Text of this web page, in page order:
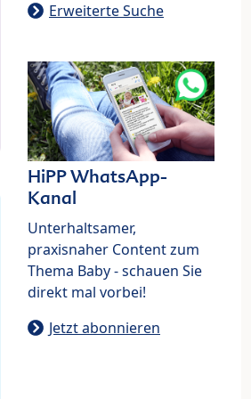
Erweiterte Suche
HiPP WhatsApp-
Kanal
Unterhaltsamer,
praxisnaher Content zum
Thema Baby - schauen Sie
direkt mal vorbei!
Jetzt abonnieren